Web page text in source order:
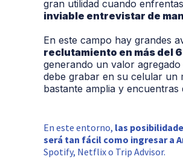
gran utilidad cuando enfrentas
inviable entrevistar de
En este campo hay grandes
reclutamiento en más del
generando un valor
debe grabar en su celular un
bastante amplia y
En este entorno, las
será tan fácil como ingresar a
Spotify, Netflix o Trip Advisor.